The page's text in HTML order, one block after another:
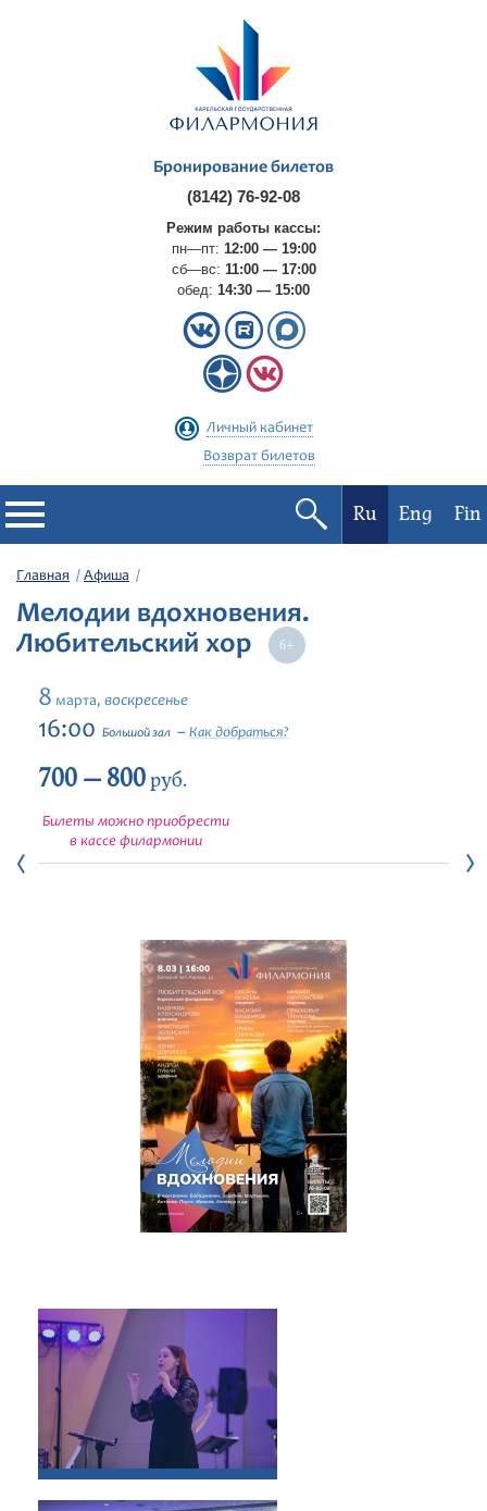
Бронирование билетов
(8142) 76-92-08
Режим работы кассы:
пн—пт: 12:00 — 19:00
сб—вс: 11:00 — 17:00
обед: 14:30 — 15:00
Личный кабинет
Возврат билетов
Филармония
Афиша
Фестивали
Контакты
Ru Eng Fin
Главная Афиша
Мелодии вдохновения.
Любительский хор
8 марта, воскресенье
16:00 Большой зал Как добраться?
700 — 800руб.
Билеты можно приобрести
в кассе филармонии